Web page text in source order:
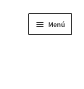
Menú